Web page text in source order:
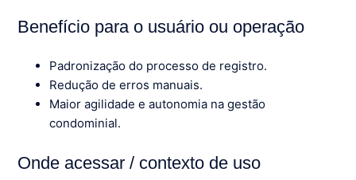
Benefício para o usuário ou operação
Padronização do processo de registro.
Redução de erros manuais.
Maior agilidade e autonomia na gestão
condominial.
Onde acessar / contexto de uso